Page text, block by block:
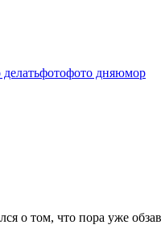
фотофото дняюмор
том, что пора уже